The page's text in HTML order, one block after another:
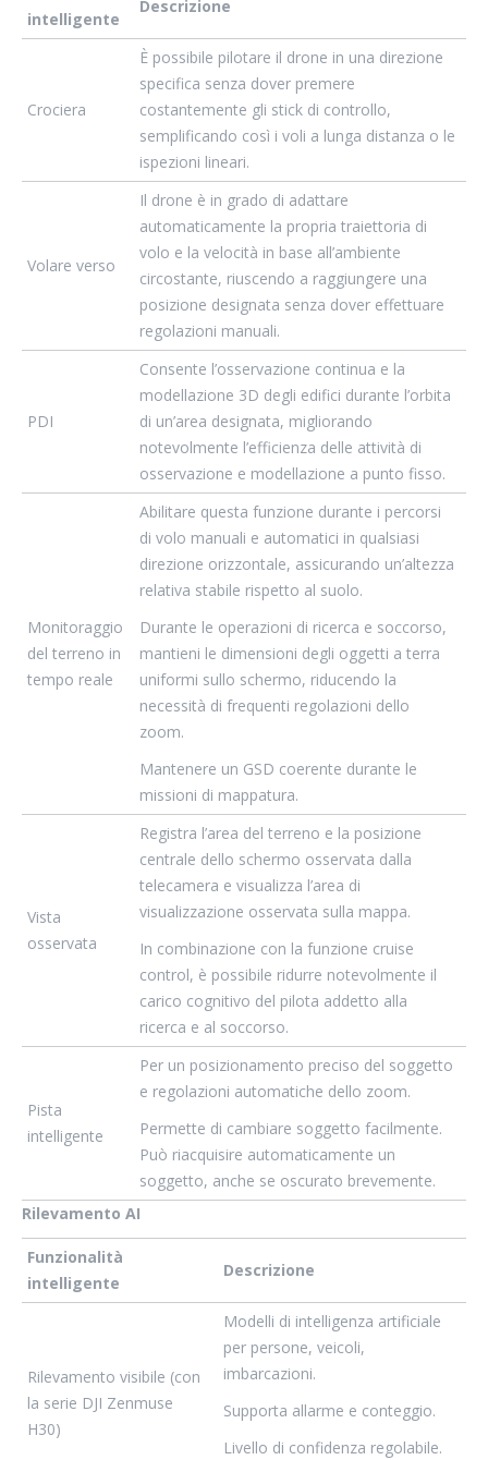
intelligente
Descrizione
Crociera
È possibile pilotare il drone in una direzione
specifica senza dover premere
costantemente gli stick di controllo,
semplificando così i voli a lunga distanza o le
ispezioni lineari.
Volare verso
Il drone è in grado di adattare
automaticamente la propria traiettoria di
volo e la velocità in base all’ambiente
circostante, riuscendo a raggiungere una
posizione designata senza dover effettuare
regolazioni manuali.
PDI
Consente l’osservazione continua e la
modellazione 3D degli edifici durante l’orbita
di un’area designata, migliorando
notevolmente l’efficienza delle attività di
osservazione e modellazione a punto fisso.
Monitoraggio
del terreno in
tempo reale
Abilitare questa funzione durante i percorsi
di volo manuali e automatici in qualsiasi
direzione orizzontale, assicurando un’altezza
relativa stabile rispetto al suolo.
Durante le operazioni di ricerca e soccorso,
mantieni le dimensioni degli oggetti a terra
uniformi sullo schermo, riducendo la
necessità di frequenti regolazioni dello
zoom.
Mantenere un GSD coerente durante le
missioni di mappatura.
Vista
osservata
Registra l’area del terreno e la posizione
centrale dello schermo osservata dalla
telecamera e visualizza l’area di
visualizzazione osservata sulla mappa.
In combinazione con la funzione cruise
control, è possibile ridurre notevolmente il
carico cognitivo del pilota addetto alla
ricerca e al soccorso.
Pista
intelligente
Per un posizionamento preciso del soggetto
e regolazioni automatiche dello zoom.
Permette di cambiare soggetto facilmente.
Può riacquisire automaticamente un
soggetto, anche se oscurato brevemente.
Rilevamento AI
Funzionalità
intelligente
Descrizione
Rilevamento visibile (con
la serie DJI Zenmuse
H30)
Modelli di intelligenza artificiale
per persone, veicoli,
imbarcazioni.
Supporta allarme e conteggio.
Livello di confidenza regolabile.